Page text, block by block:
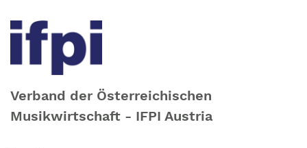
Verband der Österreichischen
Musikwirtschaft - IFPI Austria